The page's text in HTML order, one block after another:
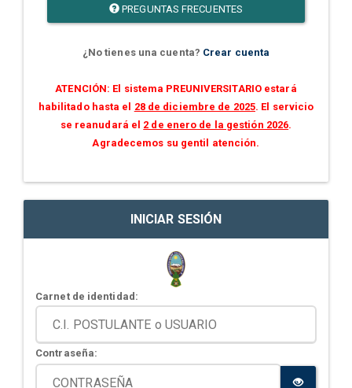
PREGUNTAS FRECUENTES
¿No tienes una cuenta? Crear cuenta
ATENCIÓN: El sistema PREUNIVERSITARIO estará
habilitado hasta el 28 de diciembre de 2025. El servicio
se reanudará el 2 de enero de la gestión 2026.
Agradecemos su gentil atención.
INICIAR SESIÓN
Carnet de identidad:
Contraseña: